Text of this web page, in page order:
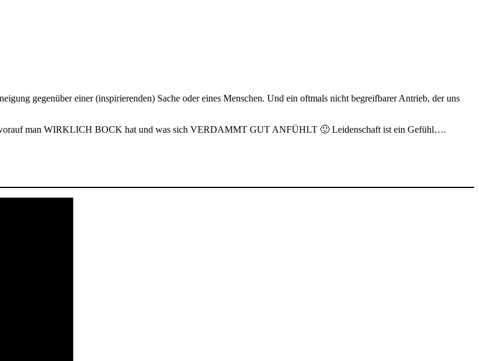
gegenüber einer (inspirierenden) Sache oder eines Menschen. Und ein oftmals nicht begreifbarer Antrieb, der uns
man WIRKLICH BOCK hat und was sich VERDAMMT GUT ANFÜHLT 🙂 Leidenschaft ist ein Gefühl….